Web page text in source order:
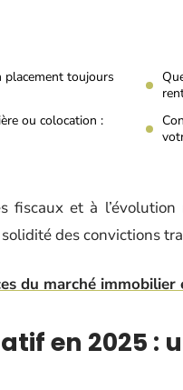
placement toujours
ou colocation :
fiscaux et à
des convictions
du marché immobilier
en 2025